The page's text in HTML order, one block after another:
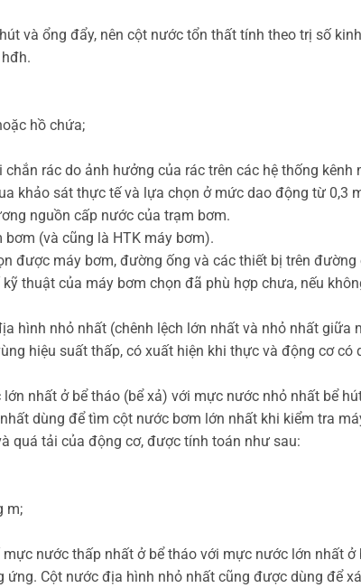
và ổng đẩy, nên cột nước tổn thất tính theo trị số kinh
hồ chứa;
rác do ảnh hưởng của rác trên các hệ thống kênh
khảo sát thực tế và lựa chọn ở mức dao động từ 0,3
nguồn cấp nước của trạm bơm.
(và cũng là HTK máy bơm).
được máy bơm, đường ống và các thiết bị trên đường
thuật của máy bơm chọn đã phù hợp chưa, nếu
hình nhỏ nhất (chênh lệch lớn nhất và nhỏ nhất giữa
hiệu suất thấp, có xuất hiện khi thực và động cơ có
nhất ở bể tháo (bể xả) với mực nước nhỏ nhất bể
dùng để tìm cột nước bơm lớn nhất khi kiểm tra
quá tải của động cơ, được tính toán như sau:
m;
nước thấp nhất ở bể tháo với mực nước lớn nhất ở
Cột nước địa hình nhỏ nhất cũng được dùng để